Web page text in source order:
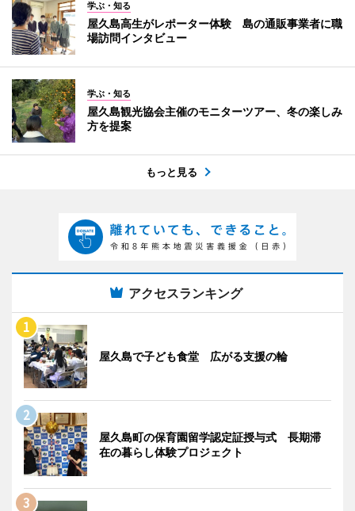
学ぶ・知る
屋久島高生がレポーター体験 島の通販事業者に職
場訪問インタビュー
学ぶ・知る
屋久島観光協会主催のモニターツアー、冬の楽しみ
方を提案
もっと見る
アクセスランキング
屋久島で子ども食堂 広がる支援の輪
屋久島町の保育園留学認定証授与式 長期滞
在の暮らし体験プロジェクト